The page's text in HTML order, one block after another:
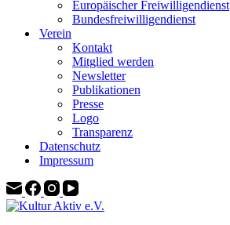
Europäischer Freiwilligendienst
Bundesfreiwilligendienst
Verein
Kontakt
Mitglied werden
Newsletter
Publikationen
Presse
Logo
Transparenz
Datenschutz
Impressum